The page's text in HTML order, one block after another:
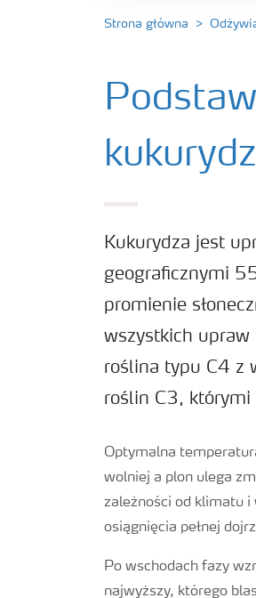
Porady dotyczące
Broszury Yara
Strona główna
Kukurydza jest
geograficznymi
promienie
wszystkich upraw
roślina typu C4 z
roślin C3, którymi
Optymalna
wolniej a plon ulega
zależności od klimatu
osiągnięcia pełnej
Po wschodach fazy
najwyższy, którego